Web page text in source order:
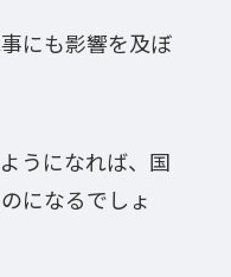
にも影響を及ぼ
うになれば、国
になるでしょ